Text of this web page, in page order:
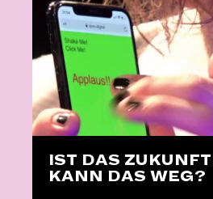
IST DAS
KANN DAS WEG?